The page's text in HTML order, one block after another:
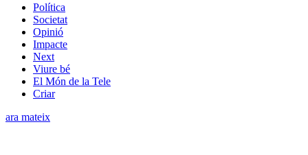
Política
Societat
Opinió
Impacte
Next
Viure bé
El Món de la Tele
Criar
ara mateix